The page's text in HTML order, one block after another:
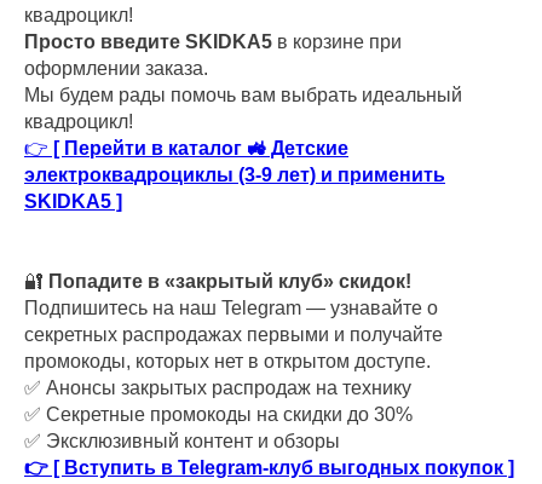
квадроцикл!
Просто введите SKIDKA5 в корзине при
оформлении заказа.
Мы будем рады помочь вам выбрать идеальный
квадроцикл!
👉 [ Перейти в каталог 🚜 Детские
электроквадроциклы (3-9 лет) и применить
SKIDKA5 ]
🔐 Попадите в «закрытый клуб» скидок!
Подпишитесь на наш Telegram — узнавайте о
секретных распродажах первыми и получайте
промокоды, которых нет в открытом доступе.
✅ Анонсы закрытых распродаж на технику
✅ Секретные промокоды на скидки до 30%
✅ Эксклюзивный контент и обзоры
👉 [ Вступить в Telegram-клуб выгодных покупок ]